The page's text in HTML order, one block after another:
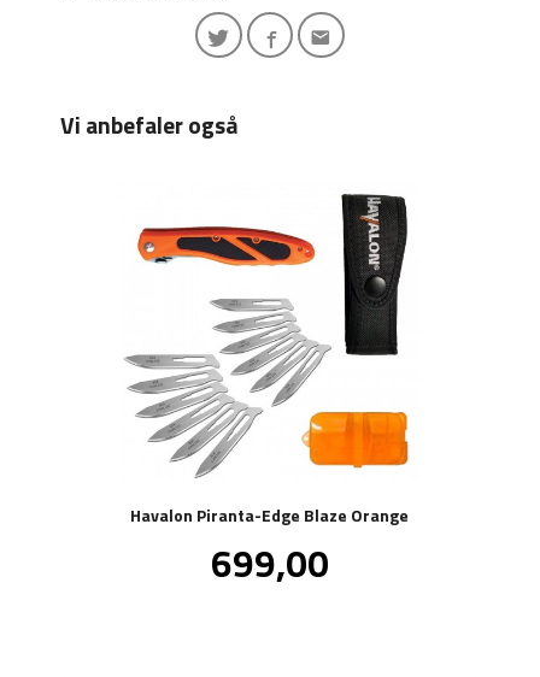
Vi anbefaler også
Havalon Piranta-Edge Blaze Orange
Pris
699,00